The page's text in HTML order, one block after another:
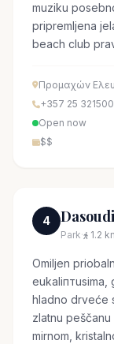
muziku
pripremljena
beach club
Προμαχών
+357 25 321500
Open now
$$
4 Dasoudi
Park· 1.2
Omiljen
eukaliптusima,
hladno drveće
zlatnu peščanu
mirnom,